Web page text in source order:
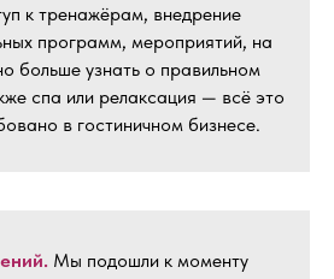
к тренажёрам, внедрение
программ, мероприятий, на
больше узнать о правильном
спа или релаксация — всё это
в гостиничном бизнесе.
Мы подошли к моменту